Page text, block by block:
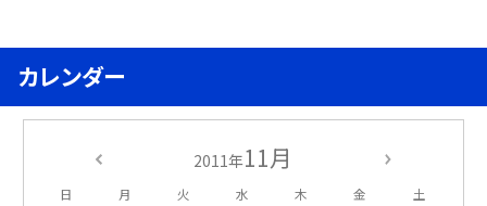
カレンダー
2011年11月
日 月 火 水 木 金 土